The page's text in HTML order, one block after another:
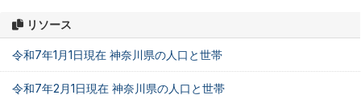
リソース
令和7年1月1日現在 神奈川県の人口と世帯
令和7年2月1日現在 神奈川県の人口と世帯